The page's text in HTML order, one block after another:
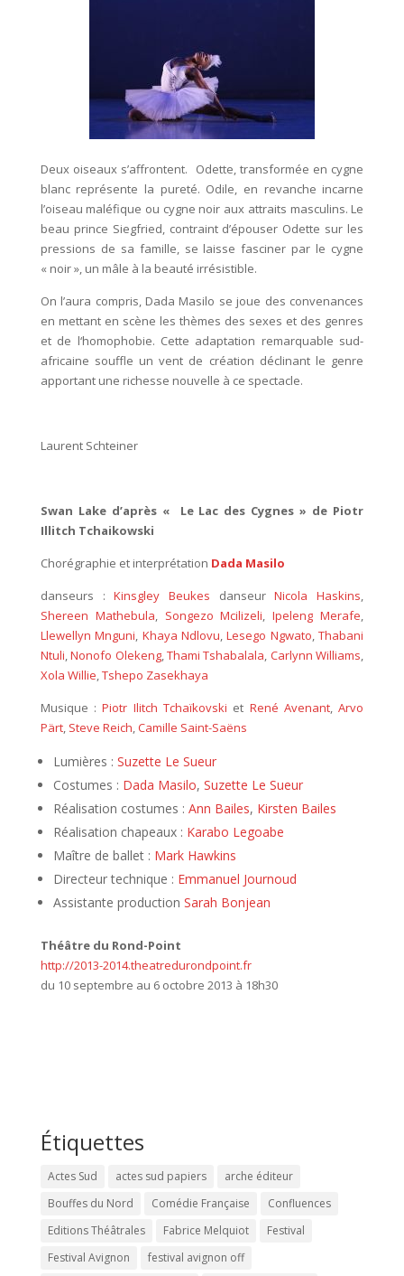
Deux oiseaux s’affrontent. Odette, transformée en cygne
blanc représente la pureté. Odile, en revanche incarne
l’oiseau maléfique ou cygne noir aux attraits masculins. Le
beau prince Siegfried, contraint d’épouser Odette sur les
pressions de sa famille, se laisse fasciner par le cygne
« noir », un mâle à la beauté irrésistible.
On l’aura compris, Dada Masilo se joue des convenances
en mettant en scène les thèmes des sexes et des genres
et de l‘homophobie. Cette adaptation remarquable sud-
africaine souffle un vent de création déclinant le genre
apportant une richesse nouvelle à ce spectacle.
Laurent Schteiner
Swan Lake d’après « Le Lac des Cygnes » de Piotr
Illitch Tchaikowski
Chorégraphie et interprétation Dada Masilo
danseurs :Kinsgley Beukes danseurNicola Haskins,
Shereen Mathebula, Songezo Mcilizeli,Ipeleng Merafe,
Llewellyn Mnguni, Khaya Ndlovu,Lesego Ngwato,Thabani
Ntuli,Nonofo Olekeng,Thami Tshabalala, Carlynn Williams,
Xola Willie,Tshepo Zasekhaya
Musique :Piotr Ilitch Tchaïkovski et René Avenant,Arvo
Pärt, Steve Reich,Camille Saint-Saëns
Lumières : Suzette Le Sueur
Costumes : Dada Masilo, Suzette Le Sueur
Réalisation costumes : Ann Bailes, Kirsten Bailes
Réalisation chapeaux : Karabo Legoabe
Maître de ballet : Mark Hawkins
Directeur technique : Emmanuel Journoud
Assistante production Sarah Bonjean
Théâtre du Rond-Point
http://2013-2014.theatredurondpoint.fr
du 10 septembre au 6 octobre 2013 à 18h30
Étiquettes
Actes Sud actes sud papiers
arche éditeur
Bouffes du Nord
Comédie Française
Confluences
Editions Théâtrales
Fabrice Melquiot
Festival
Festival Avignon
festival avignon off